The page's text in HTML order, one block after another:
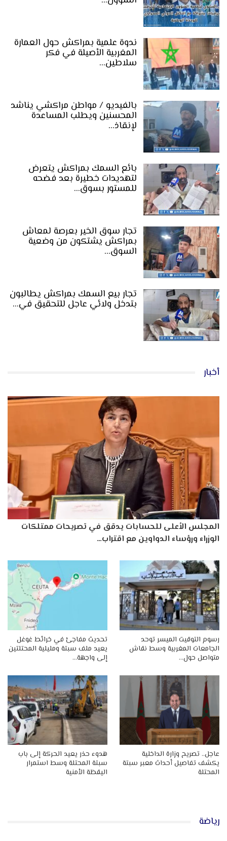
ندوة علمية بمراكش حول العمارة
المغربية الأصيلة في فكر
سلاطين…
بالفيديو / مواطن مراكشي يناشد
المحسنين ويطلب المساعدة
لإنقاذ…
بائع السمك بمراكش يتعرض
لتهديدات خطيرة بعد فضحه
للمستور بسوق…
تجار سوق الخير بعرصة لمعاش
بمراكش يشتكون من وضعية
السوق…
تجار بيع السمك بمراكش يطالبون
بتدخل ولائي عاجل للتحقيق في…
أخبار
المجلس الأعلى للحسابات يدقق في تصريحات ممتلكات
الوزراء ورؤساء الدواوين مع اقتراب…
رسوم التوقيت الميسر توحد
الجامعات المغربية وسط نقاش
متواصل حول…
تحديث مفاجئ في خرائط غوغل
يعيد ملف سبتة ومليلية المحتلتين
إلى واجهة…
عاجل.. تصريح وزارة الداخلية
يكشف تفاصيل أحداث معبر سبتة
المحتلة
هدوء حذر يعيد الحركة إلى باب
سبتة المحتلة وسط استمرار
اليقظة الأمنية
رياضة